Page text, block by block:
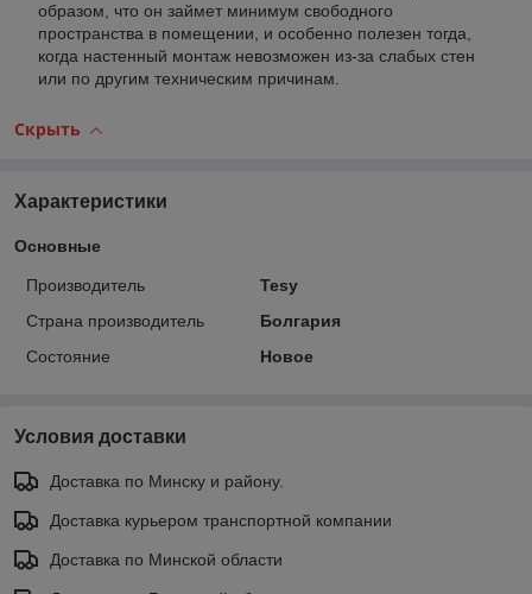
образом, что он займет минимум свободного
пространства в помещении, и особенно полезен тогда,
когда настенный монтаж невозможен из-за слабых стен
или по другим техническим причинам.
Скрыть
Характеристики
Основные
Производитель
Tesy
Страна производитель
Болгария
Состояние
Новое
Условия доставки
Доставка по Минску и району.
Доставка курьером транспортной компании
Доставка по Минской области